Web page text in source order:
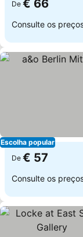
De € 66
Consulte os
Escolha popular
De € 57
Consulte os